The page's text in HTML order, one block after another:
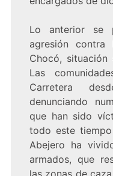
Lo anterior se
agresión contra
Chocó,
Las
Carretera
denunciando
que han sido
todo este
Abejero ha
armados, que